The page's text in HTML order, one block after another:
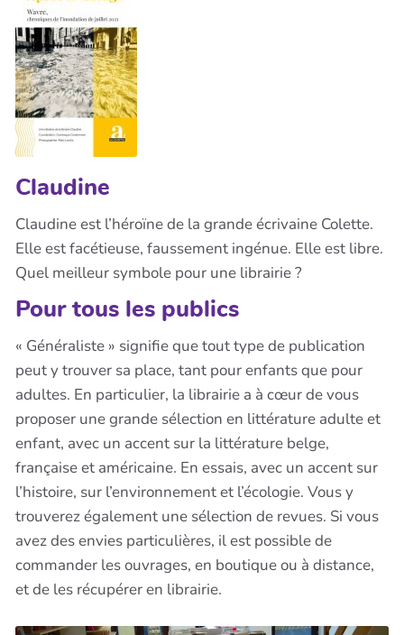
Claudine
Claudine est l’héroïne de la grande écrivaine Colette.
Elle est facétieuse, faussement ingénue. Elle est libre.
Quel meilleur symbole pour une librairie ?
Pour tous les publics
« Généraliste » signifie que tout type de publication
peut y trouver sa place, tant pour enfants que pour
adultes. En particulier, la librairie a à cœur de vous
proposer une grande sélection en littérature adulte et
enfant, avec un accent sur la littérature belge,
française et américaine. En essais, avec un accent sur
l’histoire, sur l’environnement et l’écologie. Vous y
trouverez également une sélection de revues. Si vous
avez des envies particulières, il est possible de
commander les ouvrages, en boutique ou à distance,
et de les récupérer en librairie.